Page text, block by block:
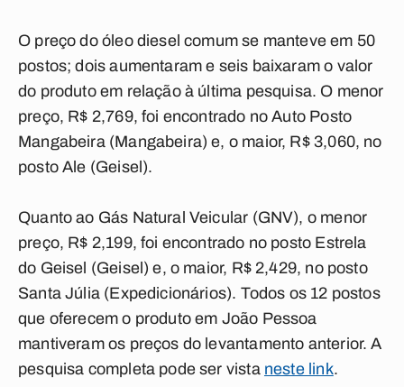
O preço do óleo diesel comum se manteve em 50
postos; dois aumentaram e seis baixaram o valor
do produto em relação à última pesquisa. O menor
preço, R$ 2,769, foi encontrado no Auto Posto
Mangabeira (Mangabeira) e, o maior, R$ 3,060, no
posto Ale (Geisel).
Quanto ao Gás Natural Veicular (GNV), o menor
preço, R$ 2,199, foi encontrado no posto Estrela
do Geisel (Geisel) e, o maior, R$ 2,429, no posto
Santa Júlia (Expedicionários). Todos os 12 postos
que oferecem o produto em João Pessoa
mantiveram os preços do levantamento anterior. A
pesquisa completa pode ser vista neste link.